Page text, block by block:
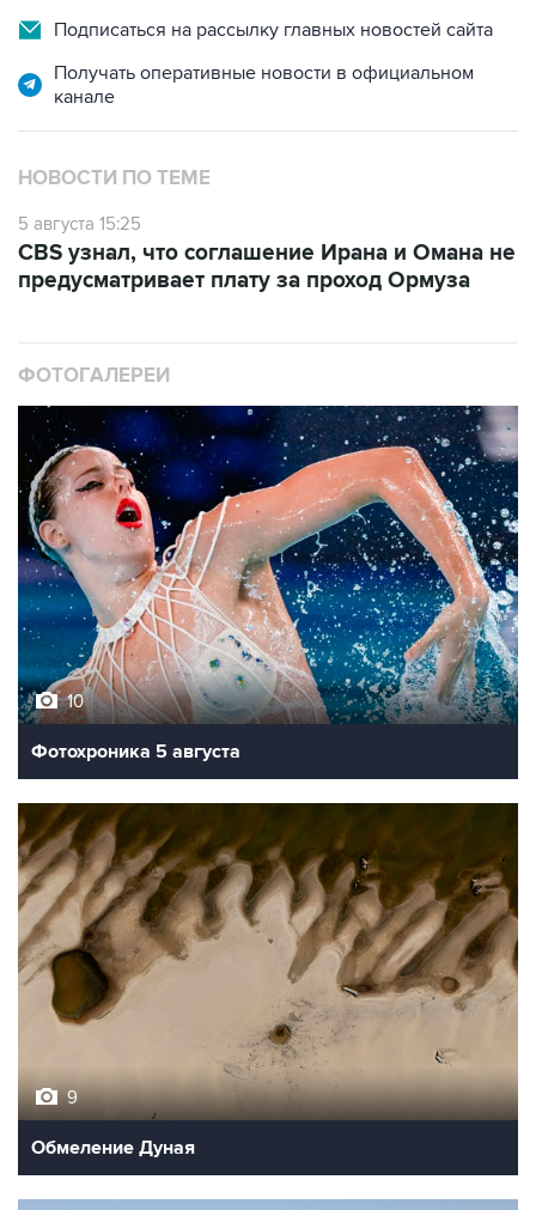
Подписаться на рассылку главных новостей сайта
Получать оперативные новости в официальном
канале
НОВОСТИ ПО ТЕМЕ
5 августа 15:25
CBS узнал, что соглашение Ирана и Омана не
предусматривает плату за проход Ормуза
ФОТОГАЛЕРЕИ
10
Фотохроника 5 августа
9
Обмеление Дуная